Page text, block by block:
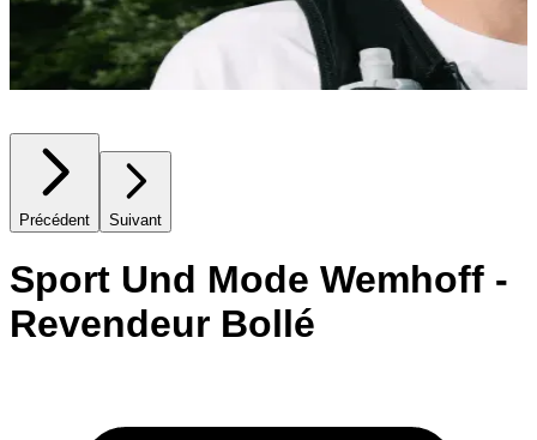
Précédent Suivant
Sport Und Mode Wemhoff -
Revendeur Bollé